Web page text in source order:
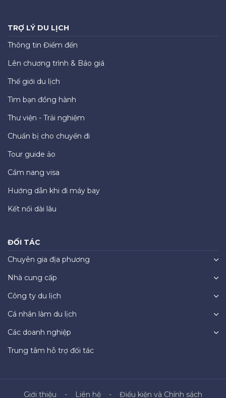
TRỢ LÝ DU LỊCH
Thông tin Điểm đến
Lên chương trình & Báo giá
Thế giới du lịch
Tìm bạn đồng hành
Thư viện - Trải nghiệm
Chuẩn bị cho chuyến đi
Tour guide ảo
Cẩm nang visa
Hướng dẫn khi đi máy bay
Kết nối dài lâu
ĐỐI TÁC
Chuyên gia địa phương
Nhà cung cấp
Công ty du lịch
Cá nhân làm du lịch
Các doanh nghiệp
Trung tâm hỗ trợ đối tác
Giới thiệu Liên hệ Điều kiện và Chính sách